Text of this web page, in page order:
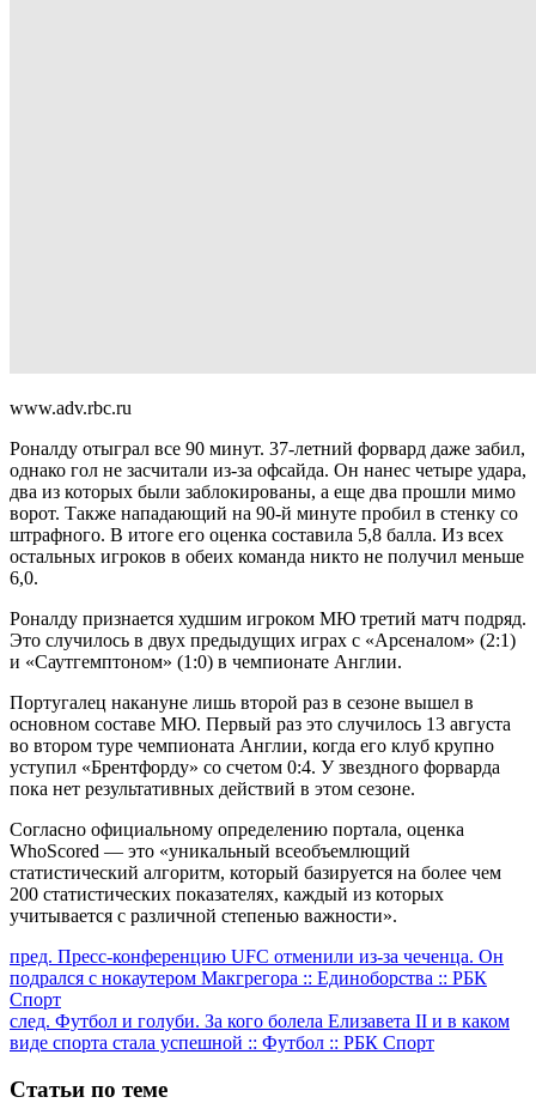
www.adv.rbc.ru
Роналду отыграл все 90 минут. 37-летний форвард даже забил,
однако гол не засчитали из-за офсайда. Он нанес четыре удара,
два из которых были заблокированы, а еще два прошли мимо
ворот. Также нападающий на 90-й минуте пробил в стенку со
штрафного. В итоге его оценка составила 5,8 балла. Из всех
остальных игроков в обеих команда никто не получил меньше
6,0.
Роналду признается худшим игроком МЮ третий матч подряд.
Это случилось в двух предыдущих играх с «Арсеналом» (2:1)
и «Саутгемптоном» (1:0) в чемпионате Англии.
Португалец накануне лишь второй раз в сезоне вышел в
основном составе МЮ. Первый раз это случилось 13 августа
во втором туре чемпионата Англии, когда его клуб крупно
уступил «Брентфорду» со счетом 0:4. У звездного форварда
пока нет результативных действий в этом сезоне.
Согласно официальному определению портала, оценка
WhoScored — это «уникальный всеобъемлющий
статистический алгоритм, который базируется на более чем
200 статистических показателях, каждый из которых
учитывается с различной степенью важности».
Продолжить
чтение
пред. Пресс-конференцию UFC отменили из-за чеченца. Он
подрался с нокаутером Макгрегора :: Единоборства :: РБК
Спорт
след. Футбол и голуби. За кого болела Елизавета II и в каком
виде спорта стала успешной :: Футбол :: РБК Спорт
Статьи по теме